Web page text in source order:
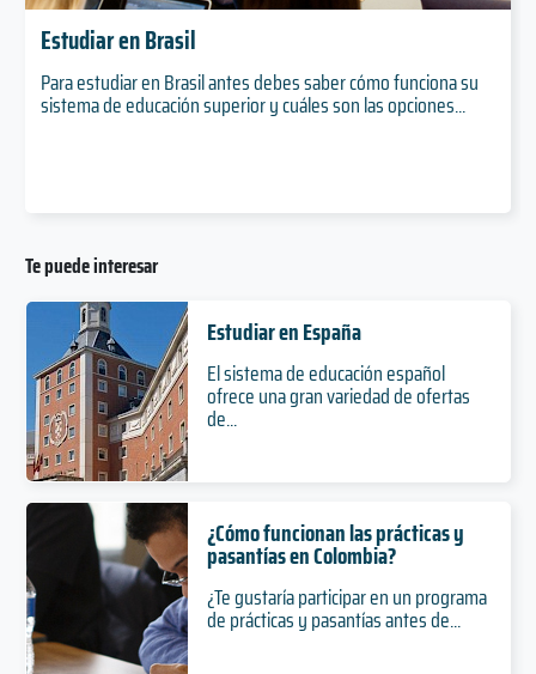
Estudiar en Brasil
Para estudiar en Brasil antes debes saber cómo funciona su
sistema de educación superior y cuáles son las opciones...
Te puede interesar
Estudiar en España
El sistema de educación español
ofrece una gran variedad de ofertas
de...
¿Cómo funcionan las prácticas y
pasantías en Colombia?
¿Te gustaría participar en un programa
de prácticas y pasantías antes de...